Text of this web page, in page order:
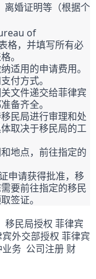
离婚证明等（根据个
of
格，并填写所有必
。
适用的申请费用。
付方式。
文件递交给菲律宾
备齐全。
民局进行审理和处
取决于移民局的工
地点，前往指定的
申请获得批准，移
要前往指定的移民
签证。
移民局授权 菲律宾
外交部授权 菲律宾
务  公司注册 财